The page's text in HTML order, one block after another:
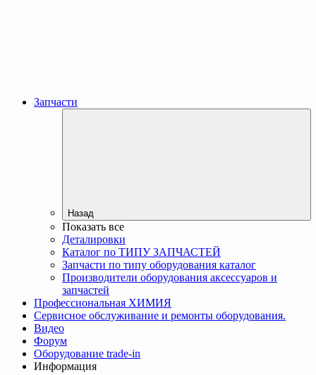
Запчасти
Назад
Показать все
Деталировки
Каталог по ТИПУ ЗАПЧАСТЕЙ
Запчасти по типу оборудования каталог
Производители оборудования аксессуаров и
запчастей
Профессиональная ХИМИЯ
Сервисное обслуживание и ремонты оборудования.
Видео
Форум
Оборудование trade-in
Информация